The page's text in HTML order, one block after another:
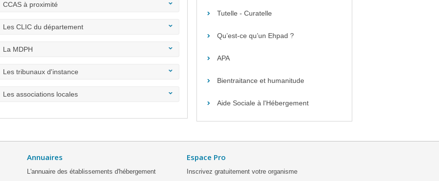
CCAS à proximité
Les CLIC du département
La MDPH
Les tribunaux d'instance
Les associations locales
Tutelle - Curatelle
Qu’est-ce qu’un Ehpad ?
APA
Bientraitance et humanitude
Aide Sociale à l'Hébergement
Annuaires
L'annuaire des établissements d'hébergement
Espace Pro
Inscrivez gratuitement votre organisme